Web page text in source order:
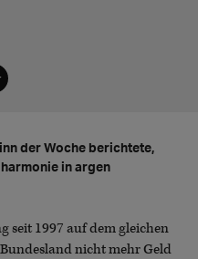
der Woche berichtete,
in argen
seit 1997 auf dem gleichen
nicht mehr Geld